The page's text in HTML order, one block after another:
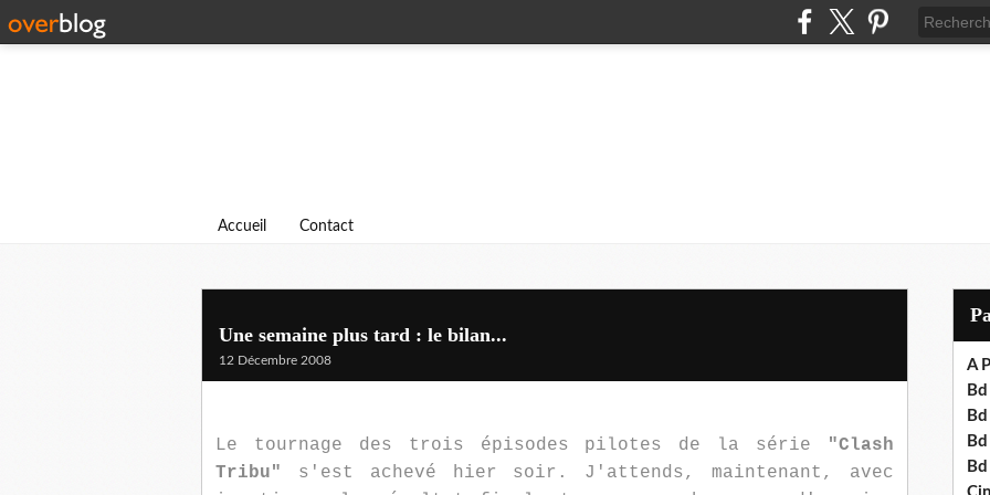
Accueil Contact
Une semaine plus tard : le bilan...
12 Décembre 2008
Le tournage des trois épisodes pilotes de la série
"Clash
Tribu"
s'est achevé hier soir. J'attends, maintenant, avec
A